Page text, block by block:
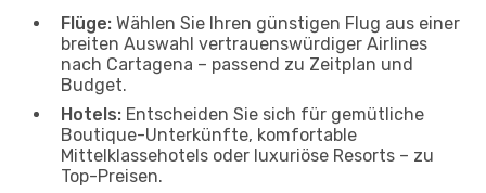
Flüge: Wählen Sie Ihren günstigen Flug aus einer
breiten Auswahl vertrauenswürdiger Airlines
nach Cartagena – passend zu Zeitplan und
Budget.
Hotels: Entscheiden Sie sich für gemütliche
Boutique-Unterkünfte, komfortable
Mittelklassehotels oder luxuriöse Resorts – zu
Top-Preisen.